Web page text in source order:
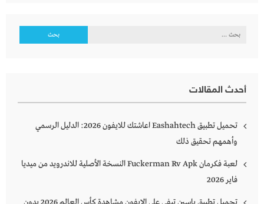
البحث
أحدث المقالات
تحميل تطبيق Eashahtech اعاشتك للايفون 2026: الدليل الرسمي
وأهمهم تحقيق ذلك
لعبة فكرمان Fuckerman Rv Apk النسخة الأصلية للاندرويد من ميديا
فاير 2026